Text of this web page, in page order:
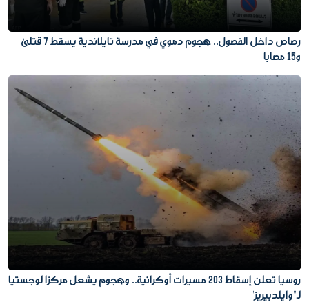
رصاص داخل الفصول.. هجوم دموي في مدرسة تايلاندية يسقط 7 قتلى
و15 مصابا
روسيا تعلن إسقاط 203 مسيرات أوكرانية.. وهجوم يشعل مركزا لوجستيا
لـ"وايلدبيريز"